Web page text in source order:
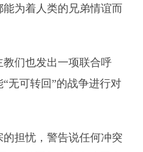
为着人类的兄弟情谊而
们也发出一项联合呼
无可转回”的战争进行对
担忧，警告说任何冲突